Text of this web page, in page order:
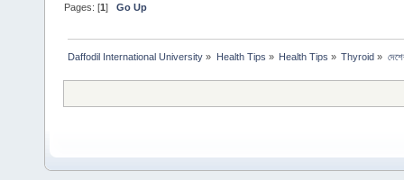
Pages: [1]Go Up
Daffodil International University » Health Tips » Health Tips » Thyroid »